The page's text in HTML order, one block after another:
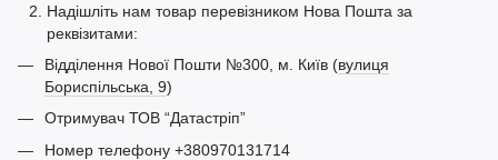
Надішліть нам товар перевізником Нова Пошта за
реквізитами:
Відділення Нової Пошти №300, м. Київ (вулиця
Бориспільська, 9)
Отримувач ТОВ “Датастріп”
Номер телефону +380970131714